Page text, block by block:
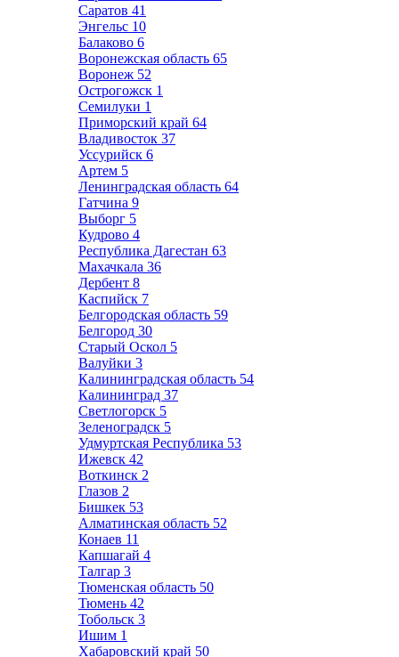
Саратов 41
Энгельс 10
Балаково 6
Воронежская область 65
Воронеж 52
Острогожск 1
Семилуки 1
Приморский край 64
Владивосток 37
Уссурийск 6
Артем 5
Ленинградская область 64
Гатчина 9
Выборг 5
Кудрово 4
Республика Дагестан 63
Махачкала 36
Дербент 8
Каспийск 7
Белгородская область 59
Белгород 30
Старый Оскол 5
Валуйки 3
Калининградская область 54
Калининград 37
Светлогорск 5
Зеленоградск 5
Удмуртская Республика 53
Ижевск 42
Воткинск 2
Глазов 2
Бишкек 53
Алматинская область 52
Конаев 11
Капшагай 4
Талгар 3
Тюменская область 50
Тюмень 42
Тобольск 3
Ишим 1
Хабаровский край 50